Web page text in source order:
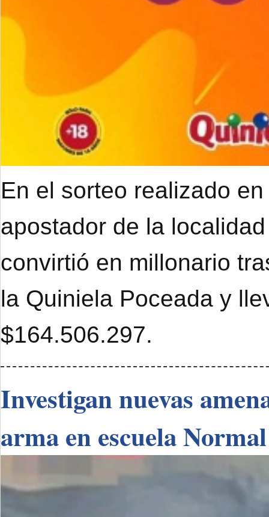
En el sorteo realizado
apostador de la
convirtió en millonario
la Quiniela Poceada y
$164.506.297.
Investigan nuevas
arma en escuela Normal